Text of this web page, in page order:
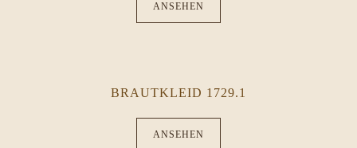
ANSEHEN
BRAUTKLEID 1729.1
ANSEHEN